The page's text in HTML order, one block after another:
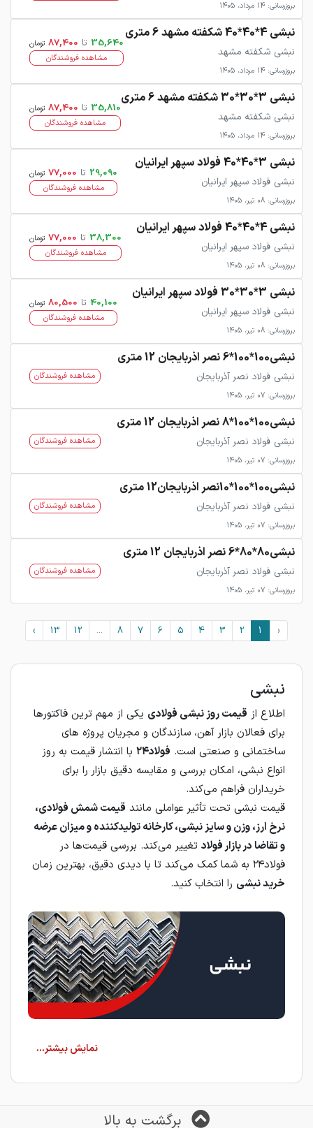
بروزرسانی: 14 مرداد، 1405
نبشی 4*40*40 شکفته مشهد 6 متری
نبشی شکفته مشهد
بروزرسانی: 14 مرداد، 1405
35,640 تا 87,400 تومان
مشاهده فروشندگان
نبشی 3*30*30 شکفته مشهد 6 متری
نبشی شکفته مشهد
بروزرسانی: 14 مرداد، 1405
35,810 تا 87,400 تومان
مشاهده فروشندگان
نبشی 3*40*40 فولاد سپهر ایرانیان
نبشی فولاد سپهر ایرانیان
بروزرسانی: 08 تیر، 1405
29,090 تا 77,000 تومان
مشاهده فروشندگان
نبشی 4*40*40 فولاد سپهر ایرانیان
نبشی فولاد سپهر ایرانیان
بروزرسانی: 08 تیر، 1405
38,300 تا 77,000 تومان
مشاهده فروشندگان
نبشی 3*30*30 فولاد سپهر ایرانیان
نبشی فولاد سپهر ایرانیان
بروزرسانی: 08 تیر، 1405
40,100 تا 80,500 تومان
مشاهده فروشندگان
نبشی100*100*6 نصر اذربایجان 12 متری
نبشی فولاد نصر آذربایجان
بروزرسانی: 07 تیر، 1405
مشاهده فروشندگان
نبشی100*100*8 نصر اذربایجان 12 متری
نبشی فولاد نصر آذربایجان
بروزرسانی: 07 تیر، 1405
مشاهده فروشندگان
نبشی100*100*10نصر اذربایجان12 متری
نبشی فولاد نصر آذربایجان
بروزرسانی: 07 تیر، 1405
مشاهده فروشندگان
نبشی80*80*6 نصر اذربایجان 12 متری
نبشی فولاد نصر آذربایجان
بروزرسانی: 07 تیر، 1405
مشاهده فروشندگان
‹
1
2
3
4
5
6
7
8
...
12
13
›
نبشی
اطلاع از قیمت روز نبشی فولادی یکی از مهم‌ ترین فاکتورها
برای فعالان بازار آهن، سازندگان و مجریان پروژه‌ های
ساختمانی و صنعتی است. فولاد۲۴
با انتشار قیمت به‌ روز
انواع نبشی، امکان بررسی و مقایسه دقیق بازار را برای
خریداران فراهم می‌کند.
قیمت نبشی تحت تأثیر عواملی مانند قیمت شمش فولادی،
نرخ ارز، وزن و سایز نبشی، کارخانه تولیدکننده و میزان عرضه
و تقاضا در بازار فولاد تغییر می‌کند. بررسی قیمت‌ها در
فولاد۲۴ به شما کمک می‌کند تا با دیدی دقیق، بهترین زمان
خرید نبشی را انتخاب کنید.
یکی از پرکاربردترین مقاطع فولادی در صنعت
مساوی یا بال نامساویو معمولاً به روش نورد گرم یا نورد
نقش مهمی در اتصال، تقویت و استحکام سازه‌ها ایفا
برگشت به بالا